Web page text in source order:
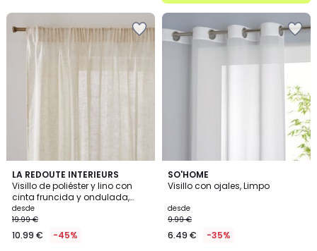
LA REDOUTE INTERIEURS
Visillo de poliéster y lino con
cinta fruncida y ondulada,
ARON
desde
19.99 €
10.99 € -45%
4,3
/ 5
2
Colores
SO'HOME
Visillo con ojales, Limpo
desde
9.99 €
6.49 € -35%
4,4
/ 5
2
Colores